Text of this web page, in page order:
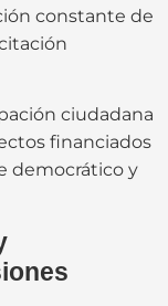
constante de
ciudadana
financiados
democrático y